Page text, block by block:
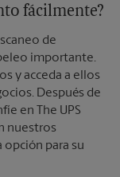
fácilmente?
de
importante.
y acceda a ellos
Después de
en The UPS
nuestros
opción para su